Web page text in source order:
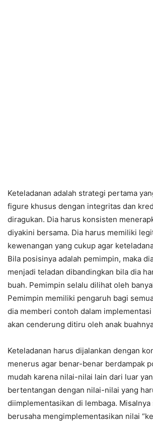
Keteladanan adalah strategi pertama
figure khusus dengan integritas dan
diragukan. Dia harus konsisten
diyakini bersama. Dia harus memiliki
kewenangan yang cukup agar
Bila posisinya adalah pemimpin, maka
menjadi teladan dibandingkan bila dia
buah. Pemimpin selalu dilihat oleh
Pemimpin memiliki pengaruh bagi
dia memberi contoh dalam
akan cenderung ditiru oleh anak
Keteladanan harus dijalankan dengan
menerus agar benar-benar berdampak
mudah karena nilai-nilai lain dari luar
bertentangan dengan nilai-nilai yang
diimplementasikan di lembaga. Misalnya
berusaha mengimplementasikan nilai